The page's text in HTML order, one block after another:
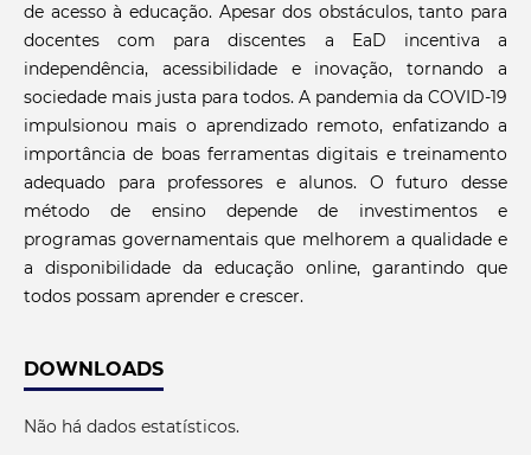
de acesso à educação. Apesar dos obstáculos, tanto para
docentes com para discentes a EaD incentiva a
independência, acessibilidade e inovação, tornando a
sociedade mais justa para todos. A pandemia da COVID-19
impulsionou mais o aprendizado remoto, enfatizando a
importância de boas ferramentas digitais e treinamento
adequado para professores e alunos. O futuro desse
método de ensino depende de investimentos e
programas governamentais que melhorem a qualidade e
a disponibilidade da educação online, garantindo que
todos possam aprender e crescer.
DOWNLOADS
Não há dados estatísticos.